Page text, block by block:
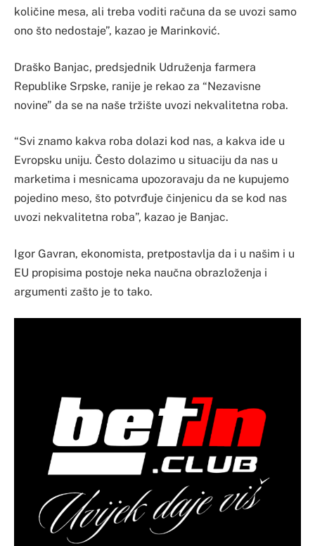
količine mesa, ali treba voditi računa da se uvozi samo
ono što nedostaje”, kazao je Marinković.
Draško Banjac, predsjednik Udruženja farmera
Republike Srpske, ranije je rekao za “Nezavisne
novine” da se na naše tržište uvozi nekvalitetna roba.
“Svi znamo kakva roba dolazi kod nas, a kakva ide u
Evropsku uniju. Često dolazimo u situaciju da nas u
marketima i mesnicama upozoravaju da ne kupujemo
pojedino meso, što potvrđuje činjenicu da se kod nas
uvozi nekvalitetna roba”, kazao je Banjac.
Igor Gavran, ekonomista, pretpostavlja da i u našim i u
EU propisima postoje neka naučna obrazloženja i
argumenti zašto je to tako.